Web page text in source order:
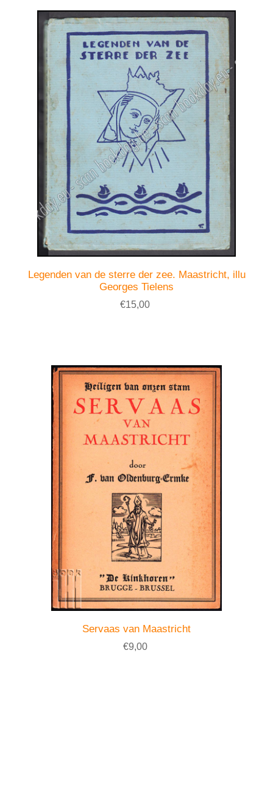
Legenden van de sterre der zee. Maastricht, illu
Georges Tielens
€15,00
Servaas van Maastricht
€9,00